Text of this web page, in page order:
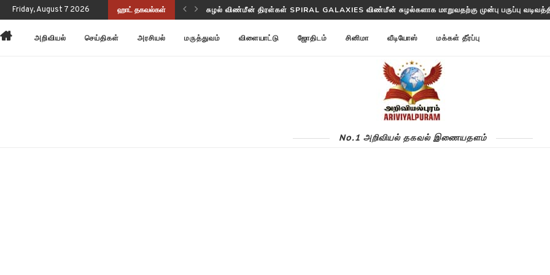
Friday, August 7 2026 ஹாட் தகவல்கள்
செயல்திறனையும் மேம்படுத்துகிறது! சுழல் விண்மீன் திரள்கள் SPIRAL GALAXIES விண்மீன் சுழல்களாக மாறுவதற்கு முன்பு பருப்பு
அறிவியல் செய்திகள் அரசியல் மருத்துவம் விளையாட்டு ஜோதிடம் சினிமா வீடியோஸ் மக்கள் தீர்ப்பு
No.1 அறிவியல் தகவல் இணையதளம்